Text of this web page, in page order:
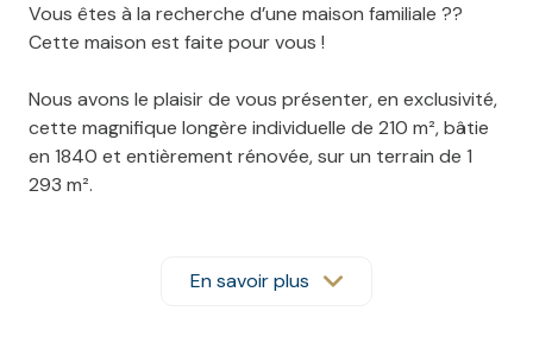
Vous êtes à la recherche d’une maison familiale ??
Cette maison est faite pour vous !
Nous avons le plaisir de vous présenter, en exclusivité,
cette magnifique longère individuelle de 210 m², bâtie
en 1840 et entièrement rénovée, sur un terrain de 1
293 m².
d’entrée vous donnant accès à un lumineux salon, une
salle à manger avec poutres apparentes. La maison
En savoir plus